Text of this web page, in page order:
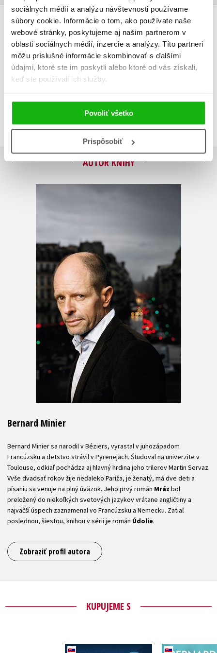
sociálnych médií a analýzu návštevnosti používame
súbory cookie. Informácie o tom, ako používate naše
webové stránky, poskytujeme aj našim partnerom v
oblasti sociálnych médií, inzercie a analýzy. Títo partneri
môžu príslušné informácie skombinovať s ďalšími
údajmi, ktoré ste im poskytli alebo ktoré od vás získali,
keď ste používali ich služby.
Povoliť všetko
Prispôsobiť
UŽIVATEĽSKÁ RECENZIA
Žiadne užívateľské hodnotenia nie sú dostupné.
Vaše hodnotenie
Používateľskú recenziu môžu vkladať len registrovaní užívatelia
AUTOR KNIHY
Bernard Minier
Bernard Minier sa narodil v Béziers, vyrastal v juhozápadom
Francúzsku a detstvo strávil v Pyrenejach. Študoval na univerzite v
Toulouse, odkiaľ pochádza aj hlavný hrdina jeho trilerov Martin Servaz.
Vvše dvadsať rokov žije neďaleko Paríža, je ženatý, má dve deti a
písaniu sa venuje na plný úväzok. Jeho prvý román Mráz bol
preložený do niekoľkých svetových jazykov vrátane angličtiny a
najväčší úspech zaznamenal vo Francúzsku a Nemecku. Zatiaľ
poslednou, šiestou, knihou v sérii je román Údolie.
Zobraziť profil autora
KUPUJEME S